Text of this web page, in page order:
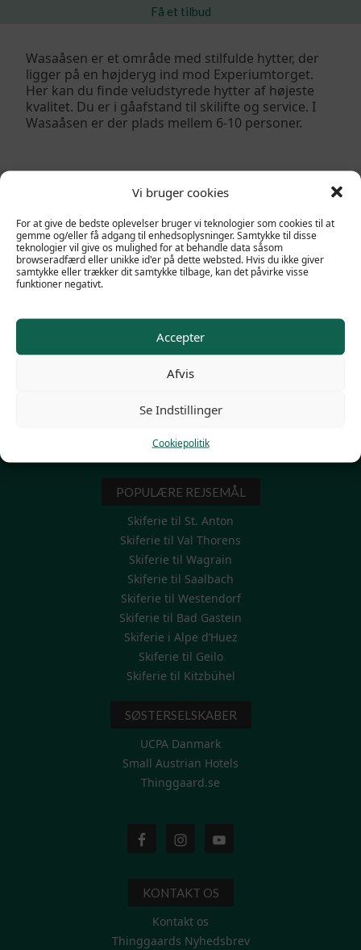
Vi bruger cookies
For at give de bedste oplevelser bruger vi teknologier som cookies til at
gemme og/eller få adgang til enhedsoplysninger. Samtykke til disse
teknologier vil give os mulighed for at behandle data såsom
browseradfærd eller unikke id'er på dette websted. Hvis du ikke giver
samtykke eller trækker dit samtykke tilbage, kan det påvirke visse
funktioner negativt.
Accepter
Afvis
Se Indstillinger
Cookiepolitik
Få et tilbud
Wasaåsen er et område med stilfulde hytter, der
ligger på en højderyg ind mod Experiumtorget.
Her kan du finde veludstyrede hytter af højeste
kvalitet. Du er i gåafstand til skilifte og service. I
Wasaåsen er der plads mellem 6-10 personer.
Familieskiferie
Firma skirejser
Mini Skiferie 3-4-5 dage
Modtag et personligt tilbud
Skiferie uge 7 – vinterferien
Rejseinformation/FAQ
POPULÆRE REJSEMÅL
Skiferie til St. Anton
Skiferie til Val Thorens
Skiferie til Wagrain
Skiferie til Saalbach
Skiferie til Westendorf
Skiferie til Bad Gastein
Skiferie i Alpe d’Huez
Skiferie til Geilo
Skiferie til Kitzbühel
SØSTERSELSKABER
UCPA Danmark
Small Austrian Hotels
Thinggaard.se
KONTAKT OS
Kontakt os
Thinggaards Nyhedsbrev